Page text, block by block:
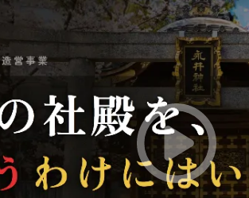
テクノロジー・ガジェット ゲー
映像・映画 書籍
ビジネス・起業 チャ
まちづくり・地域活性化